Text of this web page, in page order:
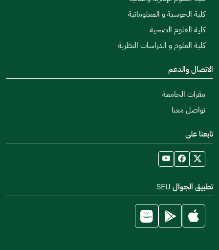
كلية الحوسبة و المعلوماتية
كلية العلوم الصحية
كلية العلوم و الدراسات النظرية
الاتصال والدعم
مقرات الجامعة
تواصل معنا
تابعنا على
تطبيق الجوال SEU